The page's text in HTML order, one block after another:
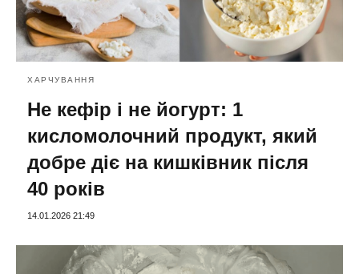
ХАРЧУВАННЯ
Не кефір і не йогурт: 1
кисломолочний продукт, який
добре діє на кишківник після
40 років
14.01.2026 21:49